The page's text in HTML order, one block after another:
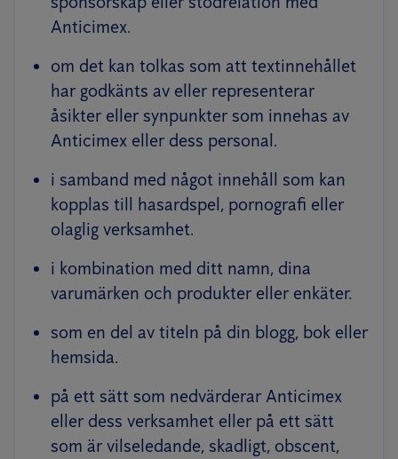
Anticimex.
om det kan tolkas som att textinnehållet
har godkänts av eller representerar
åsikter eller synpunkter som innehas av
Anticimex eller dess personal.
i samband med något innehåll som kan
kopplas till hasardspel, pornografi eller
olaglig verksamhet.
i kombination med ditt namn, dina
varumärken och produkter eller enkäter.
som en del av titeln på din blogg, bok eller
hemsida.
på ett sätt som nedvärderar Anticimex
eller dess verksamhet eller på ett sätt
som är vilseledande, skadligt, obscent,